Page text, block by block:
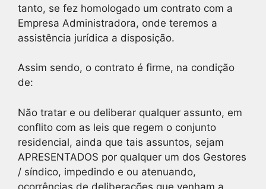
tanto, se fez homologado um contrato com a
Empresa Administradora, onde teremos a
assistência jurídica a disposição.
Assim sendo, o contrato é firme, na condição
de:
Não tratar e ou deliberar qualquer assunto, em
conflito com as leis que regem o conjunto
residencial, ainda que tais assuntos, sejam
APRESENTADOS por qualquer um dos Gestores
/ síndico, impedindo e ou atenuando,
ocorrências de deliberações que venham a